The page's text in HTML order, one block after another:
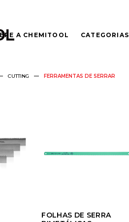
A CHEMITOOL CATEGORIAS
CUTTING FERRAMENTAS DE SERRAR
FOLHAS DE SERRA